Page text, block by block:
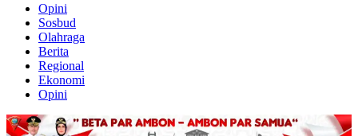
Opini
Sosbud
Olahraga
Berita
Regional
Ekonomi
Opini